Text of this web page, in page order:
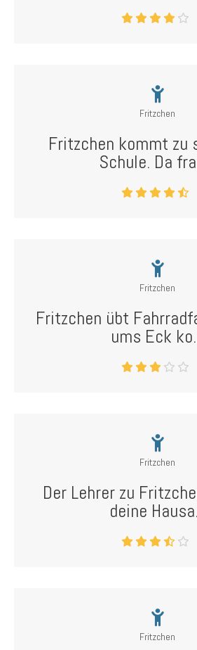
Fritzchen
Fritzchen kommt zu
Schule. Da
Fritzchen
Fritzchen übt
ums Eck
Fritzchen
Der Lehrer zu
deine
Fritzchen